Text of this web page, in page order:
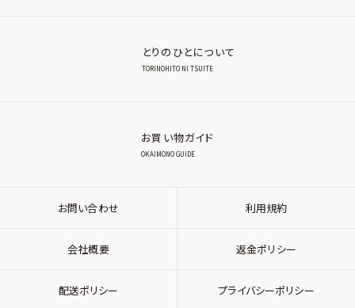
とりのひとについて
TORINOHITO NI TSUITE
お買い物ガイド
OKAIMONO GUIDE
お問い合わせ 利用規約
会社概要 返金ポリシー
配送ポリシー プライバシーポリシー